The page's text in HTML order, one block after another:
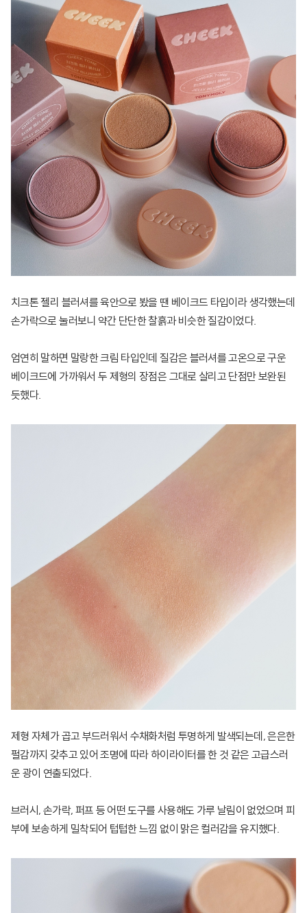
치크톤 젤리 블러셔를 육안으로 봤을 땐 베이크드 타입이라 생각했는데
손가락으로 눌러보니 약간 단단한 찰흙과 비슷한 질감이었다.
엄연히 말하면 말랑한 크림 타입인데 질감은 블러셔를 고온으로 구운
베이크드에 가까워서 두 제형의 장점은 그대로 살리고 단점만 보완된
듯했다.
제형 자체가 곱고 부드러워서 수채화처럼 투명하게 발색되는데, 은은한
펄감까지 갖추고 있어 조명에 따라 하이라이터를 한 것 같은 고급스러
운 광이 연출되었다.
브러시, 손가락, 퍼프 등 어떤 도구를 사용해도 가루 날림이 없었으며 피
부에 보송하게 밀착되어 텁텁한 느낌 없이 맑은 컬러감을 유지했다.